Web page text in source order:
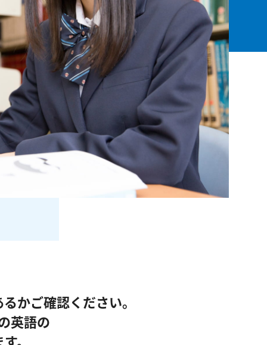
かご確認ください。
英語の
。